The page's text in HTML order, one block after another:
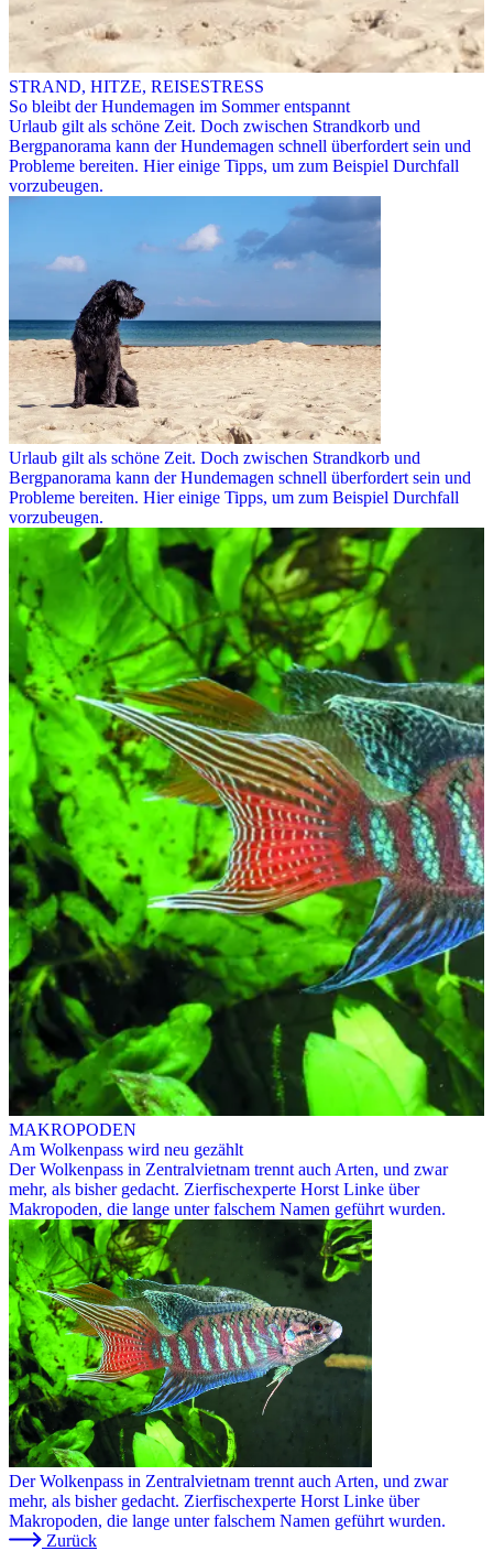
STRAND, HITZE, REISESTRESS
So bleibt der Hundemagen im Sommer entspannt
Urlaub gilt als schöne Zeit. Doch zwischen Strandkorb und
Bergpanorama kann der Hundemagen schnell überfordert sein und
Probleme bereiten. Hier einige Tipps, um zum Beispiel Durchfall
vorzubeugen.
Urlaub gilt als schöne Zeit. Doch zwischen Strandkorb und
Bergpanorama kann der Hundemagen schnell überfordert sein und
Probleme bereiten. Hier einige Tipps, um zum Beispiel Durchfall
vorzubeugen.
MAKROPODEN
Am Wolkenpass wird neu gezählt
Der Wolkenpass in Zentralvietnam trennt auch Arten, und zwar
mehr, als bisher gedacht. Zierfischexperte Horst Linke über
Makropoden, die lange unter falschem Namen geführt wurden.
Der Wolkenpass in Zentralvietnam trennt auch Arten, und zwar
mehr, als bisher gedacht. Zierfischexperte Horst Linke über
Makropoden, die lange unter falschem Namen geführt wurden.
Zurück